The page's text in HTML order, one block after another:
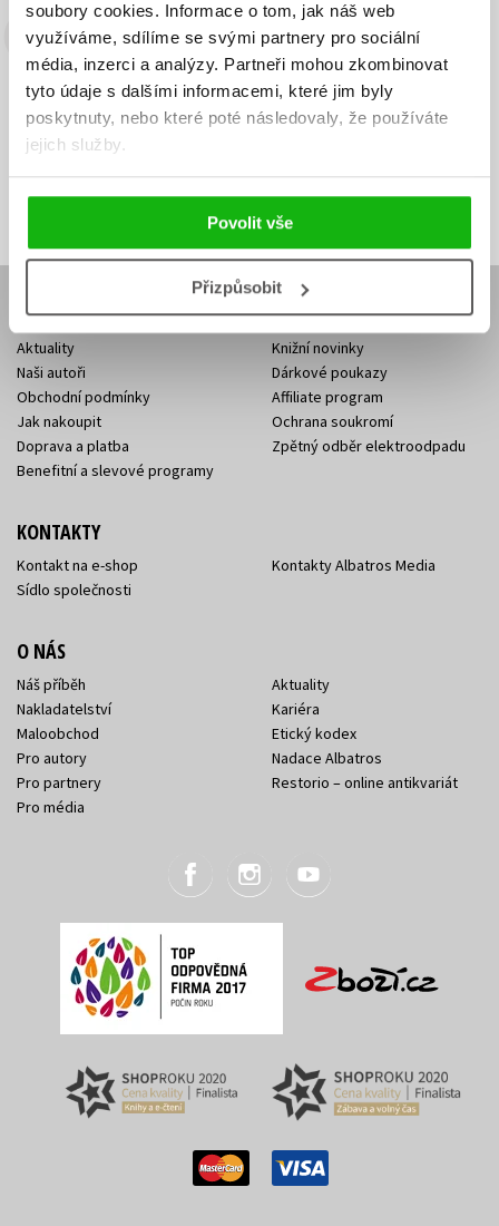
soubory cookies. Informace o tom, jak náš web
využíváme, sdílíme se svými partnery pro sociální
média, inzerci a analýzy. Partneři mohou zkombinovat
tyto údaje s dalšími informacemi, které jim byly
poskytnuty, nebo které poté následovaly, že používáte
jejich služby.
Povolit vše
Přizpůsobit
Budete to vědět jako první!
Zajímá Vás, jaký knižní hit právě vychází, na jaké zboží je výhodná
sleva, jaká běží soutěž o ceny? Přihlášením k odběru našich e-
mailových novinek
Vaše e-
mailová
Vaše e-
mailová
Vaše e-mailová adresa Přihlásit se
E-SHOP
Aktuality
Naši autoři
Obchodní podmínky
Jak nakoupit
Doprava a platba
Benefitní a slevové programy
Knižní novinky
Dárkové poukazy
Affiliate program
Ochrana soukromí
Zpětný odběr elektroodpadu
KONTAKTY
Kontakt na e-shop
Sídlo společnosti
Kontakty Albatros Media
O NÁS
Náš příběh
Nakladatelství
Maloobchod
Pro autory
Pro partnery
Pro média
Aktuality
Kariéra
Etický kodex
Nadace Albatros
Restorio – online antikvariát